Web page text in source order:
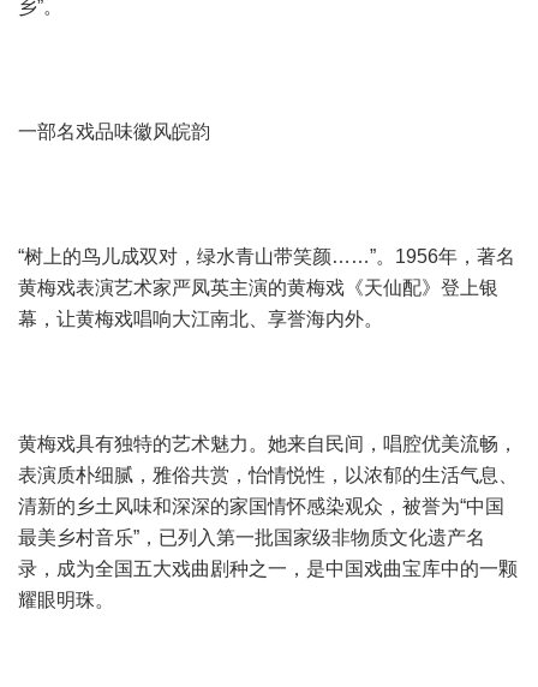
乡”。
一部名戏品味徽风皖韵
“树上的鸟儿成双对，绿水青山带笑颜……”。1956年，著名
黄梅戏表演艺术家严凤英主演的黄梅戏《天仙配》登上银
幕，让黄梅戏唱响大江南北、享誉海内外。
黄梅戏具有独特的艺术魅力。她来自民间，唱腔优美流畅，
表演质朴细腻，雅俗共赏，怡情悦性，以浓郁的生活气息、
清新的乡土风味和深深的家国情怀感染观众，被誉为“中国
最美乡村音乐”，已列入第一批国家级非物质文化遗产名
录，成为全国五大戏曲剧种之一，是中国戏曲宝库中的一颗
耀眼明珠。